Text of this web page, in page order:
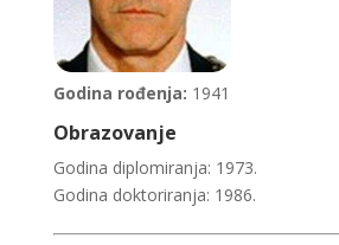
Godina rođenja: 1941
Obrazovanje
Godina diplomiranja: 1973.
Godina doktoriranja: 1986.